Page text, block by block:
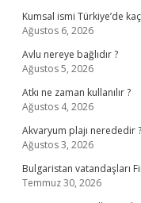
Kumsal ismi Türkiye’de
Ağustos 6, 2026
Avlu nereye bağlıdır ?
Ağustos 5, 2026
Atkı ne zaman kullanılır ?
Ağustos 4, 2026
Akvaryum plajı nerededir ?
Ağustos 3, 2026
Bulgaristan vatandaşları
Temmuz 30, 2026